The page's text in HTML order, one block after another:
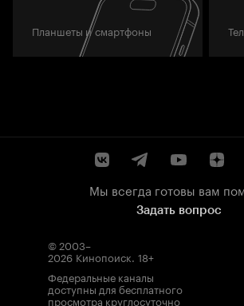
Планшеты и смартфоны
Мы всегда готовы вам
Задать вопрос
© 2003–
2026 Кинопоиск. 18+
Федеральные каналы
доступны для бесплатного
просмотра круглосуточно